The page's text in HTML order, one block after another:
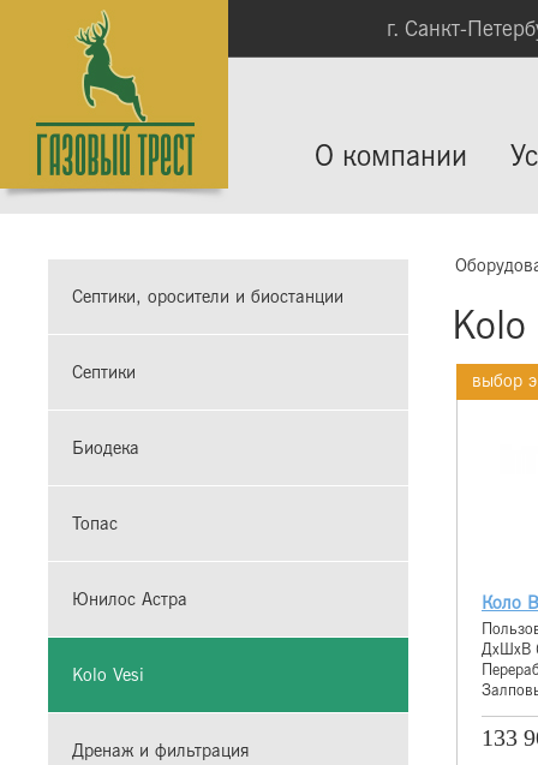
г. Санкт-
О компании
Септики, оросители и биостанции
Септики
Биодека
Топас
Юнилос Астра
Kolo Vesi
Дренаж и фильтрация
Kolo
выбор
Коло
ДхШхВ
133